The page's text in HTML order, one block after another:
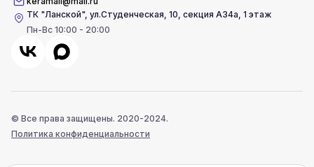
ТК "Ланской",ул.Студенческая, 10, секция А34а, 1 этаж
Пн-Вс 10:00 - 20:00
© Все права защищены. 2020-2024.
Политика конфиденциальности